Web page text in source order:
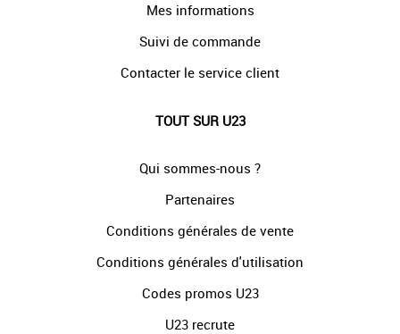
Mes informations
Suivi de commande
Contacter le service client
TOUT SUR U23
Qui sommes-nous ?
Partenaires
Conditions générales de vente
Conditions générales d'utilisation
Codes promos U23
U23 recrute